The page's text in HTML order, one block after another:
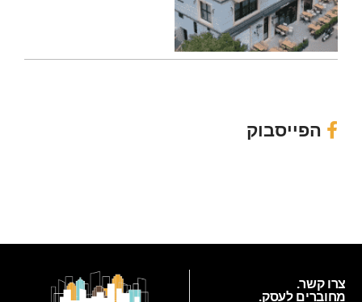
הפייסבוק
צרו קשר.
מחוברים לעסק.